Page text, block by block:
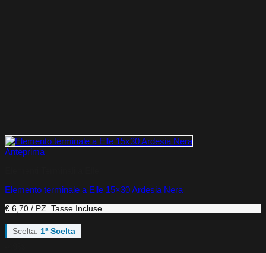
Anteprima
Elemento terminale a Elle 15×30 Ardesia Nera
€ 6,70 / PZ. Tasse Incluse
Scelta: 1ª Scelta